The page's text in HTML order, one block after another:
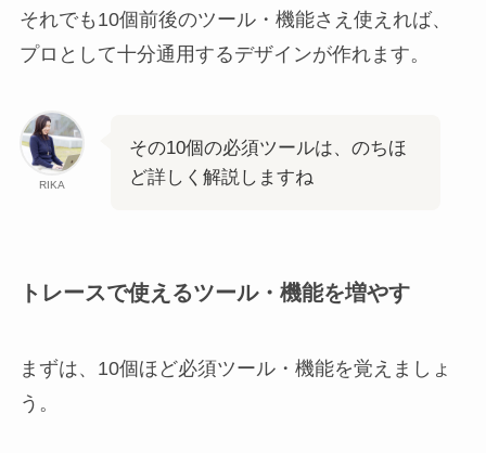
それでも10個前後のツール・機能さえ使えれば、
プロとして十分通用するデザインが作れます。
RIKA
その10個の必須ツールは、のちほ
ど詳しく解説しますね
トレースで使えるツール・機能を増やす
まずは、10個ほど必須ツール・機能を覚えましょ
う。